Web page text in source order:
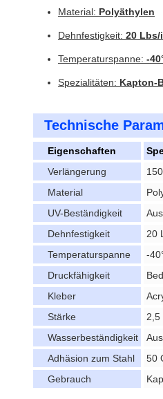
Material: Polyäthylen
Dehnfestigkeit: 20 Lbs/
Temperaturspanne: -
Spezialitäten: Kapton-
Technische
Eigenschaften
Verlängerung
Material
UV-Beständigkeit
Dehnfestigkeit
20
Temperaturspanne
-
Druckfähigkeit
Kleber
Stärke
2,5
Wasserbeständigkeit
Adhäsion zum Stahl
50
Gebrauch